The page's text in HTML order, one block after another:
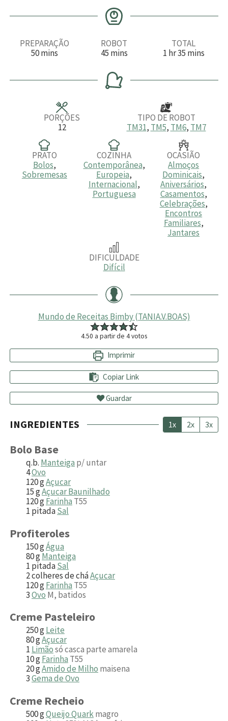
PREPARAÇÃO
50m
u
mins
ROBOT
45m
n
u
t
mins
TOTAL
1h
a
hr35m
u
mins
PORÇÕES
12
TIPO DE ROBOT
TM31, TM5, TM6, TM7
PRATO
Bolos,
Sobremesas
COZINHA
Contemporânea,
Europeia,
Internacional,
Portuguesa
OCASIÃO
Almoços
Dominicais,
Aniversários,
Casamentos,
Celebrações,
Encontros
Familiares,
Jantares
DIFICULDADE
Difícil
Mundo de Receitas Bimby (TANIA.V.BOAS)
4.50 a partir de 4votos
Imprimir
Copiar Link
Guardar
INGREDIENTES 1x 2x 3x
Bolo Base
q.b. Manteiga p/ untar
4Ovo
120gAçucar
15gAçucar Baunilhado
120gFarinha T55
1 pitadaSal
Profiteroles
150gÁgua
80gManteiga
1 pitadaSal
2colheres de cháAçucar
120gFarinha T55
3Ovo M, batidos
Creme Pasteleiro
250gLeite
80gAçucar
1 Limãosó casca parte amarela
10gFarinha T55
20gAmido de Milho maisena
3Gema de Ovo
Creme Recheio
500gQueijo Quarkmagro